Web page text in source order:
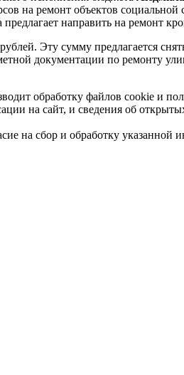
на ремонт объектов
направить на ремонт
Эту сумму предлагается
документации по ремонту
обработку файлов cookie и
на сайт, и сведения об
на сбор и обработку